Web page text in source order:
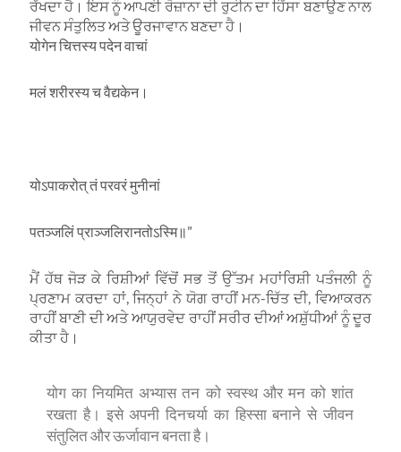
ਰੱਖਦਾ ਹੈ। ਇਸ ਨੂੰ ਆਪਣੀ ਰੋਜ਼ਾਨਾ ਦੀ ਰੁਟੀਨ ਦਾ ਹਿੱਸਾ ਬਣਾਉਣ ਨਾਲ
ਜੀਵਨ ਸੰਤੁਲਿਤ ਅਤੇ ਊਰਜਾਵਾਨ ਬਣਦਾ ਹੈ।
योगेन चित्तस्य पदेन वाचां
मलं शरीरस्य च वैद्यकेन।
योऽपाकरोत् तं परवरं मुनीनां
पतञ्जलिं प्राञ्जलिरानतोऽस्मि॥”
ਮੈਂ ਹੱਥ ਜੋੜ ਕੇ ਰਿਸ਼ੀਆਂ ਵਿੱਚੋਂ ਸਭ ਤੋਂ ਉੱਤਮ ਮਹਾਂਰਿਸ਼ੀ ਪਤੰਜਲੀ ਨੂੰ
ਪ੍ਰਣਾਮ ਕਰਦਾ ਹਾਂ, ਜਿਨ੍ਹਾਂ ਨੇ ਯੋਗ ਰਾਹੀਂ ਮਨ-ਚਿੱਤ ਦੀ, ਵਿਆਕਰਨ
ਰਾਹੀਂ ਬਾਣੀ ਦੀ ਅਤੇ ਆਯੁਰਵੇਦ ਰਾਹੀਂ ਸਰੀਰ ਦੀਆਂ ਅਸ਼ੁੱਧੀਆਂ ਨੂੰ ਦੂਰ
ਕੀਤਾ ਹੈ।
योग का नियमित अभ्यास तन को स्वस्थ और मन को शांत
रखता है। इसे अपनी दिनचर्या का हिस्सा बनाने से जीवन
संतुलित और ऊर्जावान बनता है।